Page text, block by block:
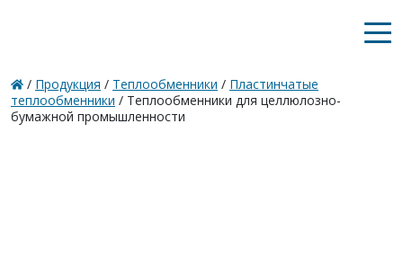
/ Продукция / Теплообменники / Пластинчатые
теплообменники / Теплообменники для целлюлозно-
бумажной промышленности